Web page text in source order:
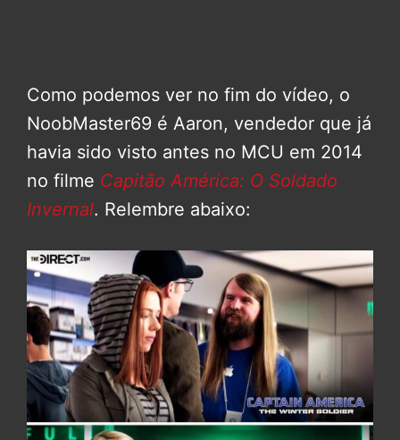
Como podemos ver no fim do vídeo, o
NoobMaster69 é Aaron, vendedor que já
havia sido visto antes no MCU em 2014
no filme Capitão América: O Soldado
Invernal. Relembre abaixo: